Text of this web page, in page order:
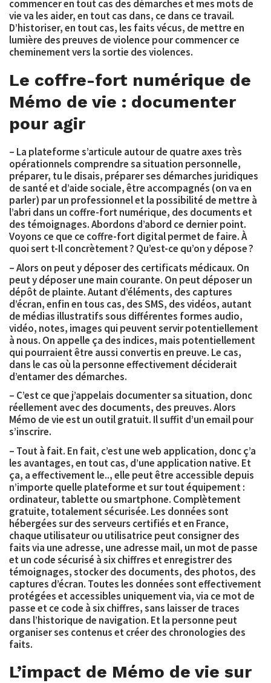
commencer en tout cas des démarches et mes mots de
vie va les aider, en tout cas dans, ce dans ce travail.
D’historiser, en tout cas, les faits vécus, de mettre en
lumière des preuves de violence pour commencer ce
cheminement vers la sortie des violences.
Le coffre-fort numérique de
Mémo de vie : documenter
pour agir
– La plateforme s’articule autour de quatre axes très
opérationnels comprendre sa situation personnelle,
préparer, tu le disais, préparer ses démarches juridiques
de santé et d’aide sociale, être accompagnés (on va en
parler) par un professionnel et la possibilité de mettre à
l’abri dans un coffre-fort numérique, des documents et
des témoignages. Abordons d’abord ce dernier point.
Voyons ce que ce coffre-fort digital permet de faire. À
quoi sert t-Il concrètement ? Qu’est-ce qu’on y dépose ?
– Alors on peut y déposer des certificats médicaux. On
peut y déposer une main courante. On peut déposer un
dépôt de plainte. Autant d’éléments, des captures
d’écran, enfin en tous cas, des SMS, des vidéos, autant
de médias illustratifs sous différentes formes audio,
vidéo, notes, images qui peuvent servir potentiellement
à nous. On appelle ça des indices, mais potentiellement
qui pourraient être aussi convertis en preuve. Le cas,
dans le cas où la personne effectivement déciderait
d’entamer des démarches.
– C’est ce que j’appelais documenter sa situation, donc
réellement avec des documents, des preuves. Alors
Mémo de vie est un outil gratuit. Il suffit d’un email pour
s’inscrire.
– Tout à fait. En fait, c’est une web application, donc ç’a
les avantages, en tout cas, d’une application native. Et
ça, a effectivement le.., elle peut être accessible depuis
n’importe quelle plateforme et sur tout équipement :
ordinateur, tablette ou smartphone. Complètement
gratuite, totalement sécurisée. Les données sont
hébergées sur des serveurs certifiés et en France,
chaque utilisateur ou utilisatrice peut consigner des
faits via une adresse, une adresse mail, un mot de passe
et un code sécurisé à six chiffres et enregistrer des
témoignages, stocker des documents, des photos, des
captures d’écran. Toutes les données sont effectivement
protégées et accessibles uniquement via, via ce mot de
passe et ce code à six chiffres, sans laisser de traces
dans l’historique de navigation. Et la personne peut
organiser ses contenus et créer des chronologies des
faits.
L’impact de Mémo de vie sur